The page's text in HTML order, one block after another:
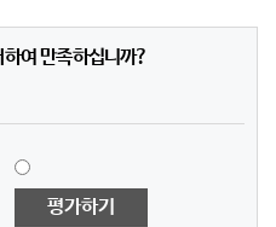
여 만족하십니까?
평가하기